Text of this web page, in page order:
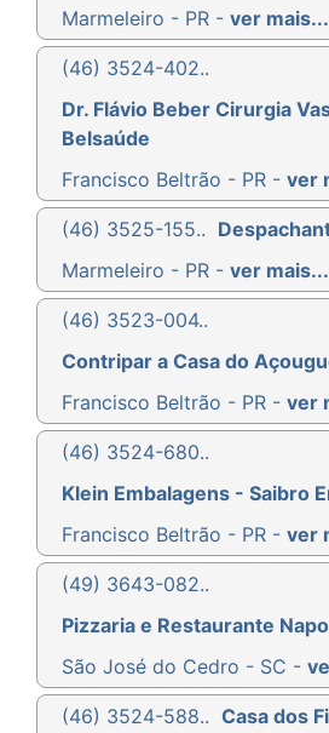
Marmeleiro - PR - ver mais...
(46) 3524-402..
Dr. Flávio Beber Cirurgia
Belsaúde
Francisco Beltrão - PR - ver
(46) 3525-155..
Marmeleiro - PR - ver mais...
(46) 3523-004..
Contripar a Casa do
Francisco Beltrão - PR - ver
(46) 3524-680..
Klein Embalagens - Saibro
Francisco Beltrão - PR - ver
(49) 3643-082..
Pizzaria e Restaurante
São José do Cedro - SC -
(46) 3524-588.. Casa dos